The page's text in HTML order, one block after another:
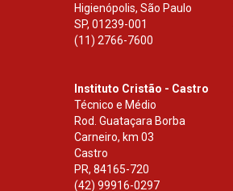
Higienópolis, São Paulo
SP, 01239-001
(11) 2766-7600
Instituto Cristão - Castro
Técnico e Médio
Rod. Guataçara Borba
Carneiro, km 03
Castro
PR, 84165-720
(42) 99916-0297